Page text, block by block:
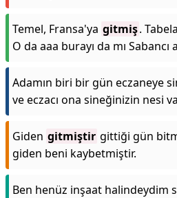
Temel, Fransa'ya gitmiş.
O da aaa burayı da mı Sabancı
Adamın biri bir gün eczaneye
ve eczacı ona sineğinizin nesi
Giden gitmiştir gittiği gün
giden beni kaybetmiştir.
Ben henüz inşaat halindeydim